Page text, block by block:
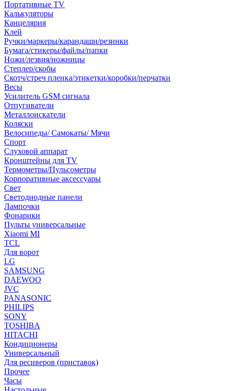
Портативные TV
Калькуляторы
Канцелярия
Клей
Ручки/маркеры/карандаши/резинки
Бумага/стикеры/файлы/папки
Ножи/лезвия/ножницы
Степлер/скобы
Скотч/стреч пленка/этикетки/коробки/перчатки
Весы
Усилитель GSM сигнала
Отпугиватели
Металлоискатели
Коляски
Велосипеды/ Самокаты/ Мячи
Спорт
Слуховой аппарат
Кронштейны для TV
Термометры/Пульсометры
Корпоративные аксессуары
Свет
Светодиодные панели
Лампочки
Фонарики
Пульты универсальные
Xiaomi MI
TCL
Для ворот
LG
SAMSUNG
DAEWOO
JVC
PANASONIC
PHILIPS
SONY
TOSHIBA
HITACHI
Кондиционеры
Универсальный
Для ресиверов (приставок)
Прочее
Часы